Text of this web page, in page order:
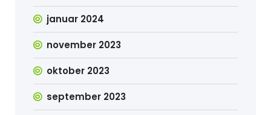
januar 2024
november 2023
oktober 2023
september 2023